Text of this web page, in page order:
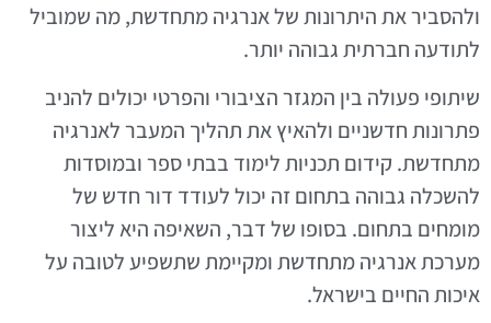
ולהסביר את היתרונות של אנרגיה מתחדשת, מה שמוביל
לתודעה חברתית גבוהה יותר.
שיתופי פעולה בין המגזר הציבורי והפרטי יכולים להניב
פתרונות חדשניים ולהאיץ את תהליך המעבר לאנרגיה
מתחדשת. קידום תכניות לימוד בבתי ספר ובמוסדות
להשכלה גבוהה בתחום זה יכול לעודד דור חדש של
מומחים בתחום. בסופו של דבר, השאיפה היא ליצור
מערכת אנרגיה מתחדשת ומקיימת שתשפיע לטובה על
איכות החיים בישראל.